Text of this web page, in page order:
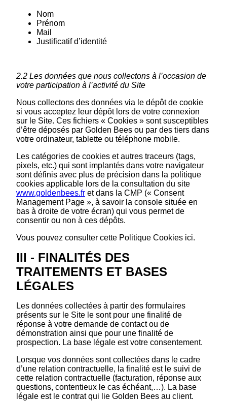
Nom
Prénom
Mail
Justificatif d’identité
2.2 Les données que nous collectons à l’occasion de
votre participation à l’activité du Site
Nous collectons des données via le dépôt de cookie
si vous acceptez leur dépôt lors de votre connexion
sur le Site. Ces fichiers « Cookies » sont susceptibles
d’être déposés par Golden Bees ou par des tiers dans
votre ordinateur, tablette ou téléphone mobile.
Les catégories de cookies et autres traceurs (tags,
pixels, etc.) qui sont implantés dans votre navigateur
sont définis avec plus de précision dans la politique
cookies applicable lors de la consultation du site
www.goldenbees.fr et dans la CMP (« Consent
Management Page », à savoir la console située en
bas à droite de votre écran) qui vous permet de
consentir ou non à ces dépôts.
Vous pouvez consulter cette Politique Cookies ici.
III - FINALITÉS DES
TRAITEMENTS ET BASES
LÉGALES
Les données collectées à partir des formulaires
présents sur le Site le sont pour une finalité de
réponse à votre demande de contact ou de
démonstration ainsi que pour une finalité de
prospection. La base légale est votre consentement.
Lorsque vos données sont collectées dans le cadre
d’une relation contractuelle, la finalité est le suivi de
cette relation contractuelle (facturation, réponse aux
questions, contentieux le cas échéant,…). La base
légale est le contrat qui lie Golden Bees au client.